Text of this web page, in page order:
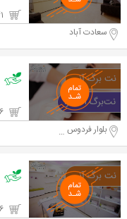
سعادت آباد
بلوار فردوس شرق